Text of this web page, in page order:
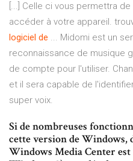
[...] Celle ci vous permettra
accéder à votre appareil.
logiciel de ... Midomi est un
reconnaissance de musique
de compte pour l'utiliser.
et il sera capable de
super voix.
Si de nombreuses
cette version de Windows,
Windows Media Center